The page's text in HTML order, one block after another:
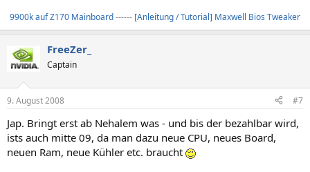
9900k auf Z170 Mainboard------ [Anleitung / Tutorial] Maxwell Bios Tweaker
FreeZer_
Captain
9. August 2008 #7
Jap. Bringt erst ab Nehalem was - und bis der bezahlbar wird,
ists auch mitte 09, da man dazu neue CPU, neues Board,
neuen Ram, neue Kühler etc. braucht